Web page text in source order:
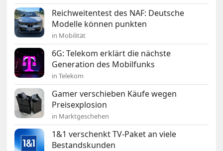
Reichweitentest des NAF: Deutsche
Modelle können punkten
in Mobilität
6G: Telekom erklärt die nächste
Generation des Mobilfunks
in Telekom
Gamer verschieben Käufe wegen
Preisexplosion
in Marktgeschehen
1&1 verschenkt TV-Paket an viele
Bestandskunden